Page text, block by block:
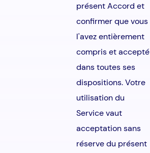
présent Accord et
confirmer que vous
l'avez entièrement
compris et accepté
dans toutes ses
dispositions. Votre
utilisation du
Service vaut
acceptation sans
réserve du présent